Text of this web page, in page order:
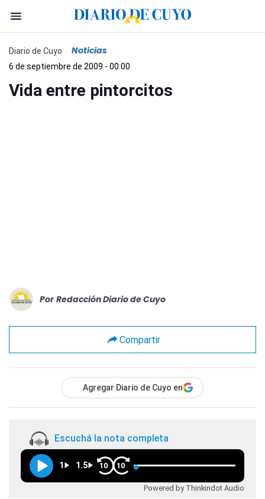
Diario de Cuyo Noticias
6 de septiembre de 2009 - 00:00
Vida entre pintorcitos
Por Redacción Diario de Cuyo
Compartir
Agregar Diario de Cuyo en
Escuchá la nota completa
1 1.5 10 10
Powered by Thinkindot Audio